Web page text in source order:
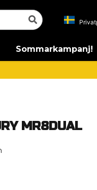
Sommarkampanj!
MR8DUAL